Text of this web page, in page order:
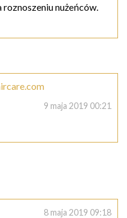
nużeńców.
9 maja 2019 00:21
8 maja 2019 09:18